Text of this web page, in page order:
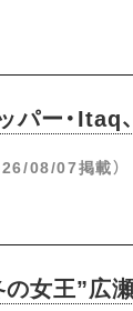
パー・Itaq
08/07掲載）
の女王”広